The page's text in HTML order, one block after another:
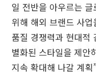
일 전반을 아우르는
위해 해외 브랜드 사
품질 경쟁력과 현대적
별화된 스타일을 제안
지속 확대해 나갈 계